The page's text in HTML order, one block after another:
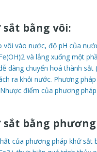
sắt bằng vôi:
vôi vào nước, độ pH của
và lắng xuống một
dàng chuyển hoá thành
ra khỏi nước. Phương
điểm của phương
sắt bằng
của phương pháp khử sắt